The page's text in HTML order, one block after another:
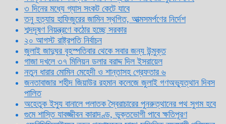
৩ দিনের মধ্যে গ্যাস সংকট কেটে যাবে
তনু হত্যায় হাফিজুরের জামিন স্থগিত, আত্মসমর্পণের নির্দেশ
শব্দদূষণ নিয়ন্ত্রণে কঠোর হচ্ছে সরকার
২০ আগস্ট রাষ্ট্রপতি নির্বাচন
জুলাই জাদুঘর বৃহস্পতিবার থেকে সবার জন্য উন্মুক্ত
গাজা দখলে ৩৭ মিলিয়ন ডলার বরাদ্দ দিল ইসরায়েল
নতুন ধারার মোমিন মেহেদী ও শান্তাসহ গ্রেফতার ৬
জনতাবাজার শহীদ জিয়াউর রহমান কলেজে জুলাই গণঅভ্যুত্থান দিবস
পালিত
অহেতুক ইস্যু বানালে পলাতক স্বৈরাচারের পুনরুত্থানের পথ সুগম হবে
গুমে শাস্তি যাবজ্জীবন কারাদণ্ড, ভুক্তভোগী পাবে ক্ষতিপূরণ